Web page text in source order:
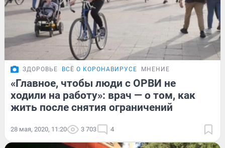
ЗДОРОВЬЕ ВСЁ О КОРОНАВИРУСЕ МНЕНИЕ
«Главное, чтобы люди с ОРВИ не
ходили на работу»: врач — о том, как
жить после снятия ограничений
28 мая, 2020, 11:20 3 703 4